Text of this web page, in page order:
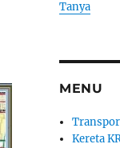
Tanya
MENU
Kereta